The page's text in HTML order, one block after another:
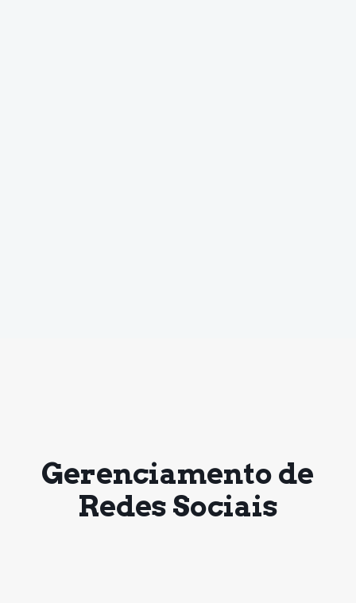
Gerenciamento de
Redes Sociais